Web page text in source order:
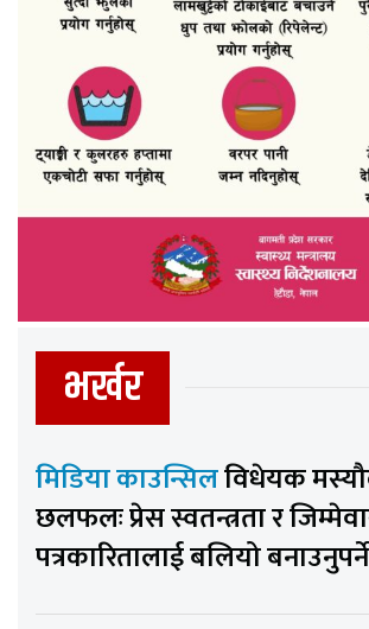
भर्खर
मिडिया काउन्सिलविधेयक
छलफलः प्रेस स्वतन्त्रता र
पत्रकारितालाई बलियो